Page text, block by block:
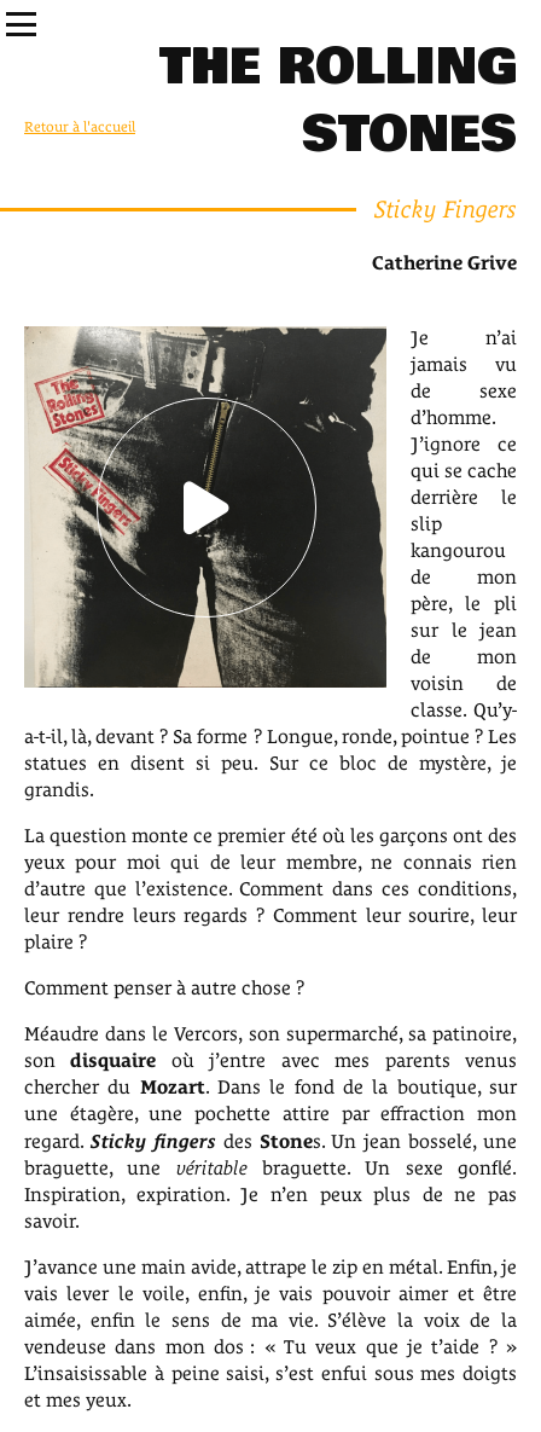
Retour à l'accueil
THE ROLLING
STONES
Sticky Fingers
Catherine Grive
Je n’ai
jamais vu
de sexe
d’homme.
J’ignore ce
qui se cache
derrière le
slip
kangourou
de mon
père, le pli
sur le jean
de mon
voisin de
classe. Qu’y-
a-t-il, là, devant ? Sa forme ? Longue, ronde, pointue ? Les
statues en disent si peu. Sur ce bloc de mystère, je
grandis.
La question monte ce premier été où les garçons ont des
yeux pour moi qui de leur membre, ne connais rien
d’autre que l’existence. Comment dans ces conditions,
leur rendre leurs regards ? Comment leur sourire, leur
plaire ?
Comment penser à autre chose ?
Méaudre dans le Vercors, son supermarché, sa patinoire,
sondisquaire où j’entre avec mes parents venus
chercher du Mozart. Dans le fond de la boutique, sur
une étagère, une pochette attire par effraction mon
regard. Sticky fingersdes Stones. Un jean bosselé, une
braguette, une véritablebraguette. Un sexe gonflé.
Inspiration, expiration. Je n’en peux plus de ne pas
savoir.
J’avance une main avide, attrape le zip en métal. Enfin, je
vais lever le voile, enfin, je vais pouvoir aimer et être
aimée, enfin le sens de ma vie. S’élève la voix de la
vendeuse dans mon dos : « Tu veux que je t’aide ? »
L’insaisissable à peine saisi, s’est enfui sous mes doigts
et mes yeux.